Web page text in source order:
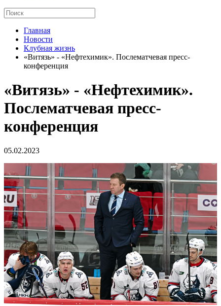
Главная
Новости
Клубная жизнь
«Витязь» - «Нефтехимик». Послематчевая пресс-
конференция
«Витязь» - «Нефтехимик».
Послематчевая пресс-
конференция
05.02.2023